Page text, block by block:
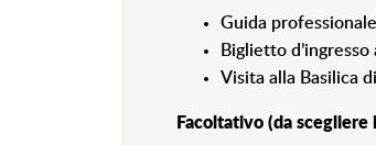
Guida
Biglietto
Visita alla Basilica
Facoltativo (da